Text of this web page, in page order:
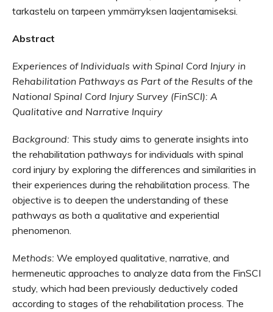
tarkastelu on tarpeen ymmärryksen laajentamiseksi.
Abstract
Experiences of Individuals with Spinal Cord Injury in
Rehabilitation Pathways as Part of the Results of the
National Spinal Cord Injury Survey (FinSCI): A
Qualitative and Narrative Inquiry
Background: This study aims to generate insights into
the rehabilitation pathways for individuals with spinal
cord injury by exploring the differences and similarities in
their experiences during the rehabilitation process. The
objective is to deepen the understanding of these
pathways as both a qualitative and experiential
phenomenon.
Methods: We employed qualitative, narrative, and
hermeneutic approaches to analyze data from the FinSCI
study, which had been previously deductively coded
according to stages of the rehabilitation process. The